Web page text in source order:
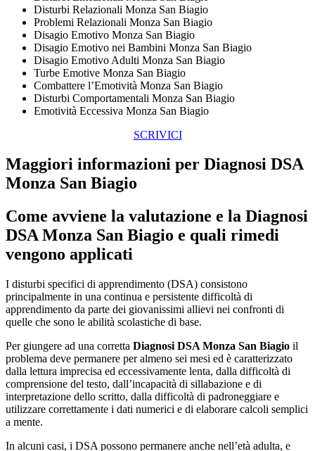
Disturbi Relazionali Monza San Biagio
Problemi Relazionali Monza San Biagio
Disagio Emotivo Monza San Biagio
Disagio Emotivo nei Bambini Monza San Biagio
Disagio Emotivo Adulti Monza San Biagio
Turbe Emotive Monza San Biagio
Combattere l’Emotività Monza San Biagio
Disturbi Comportamentali Monza San Biagio
Emotività Eccessiva Monza San Biagio
SCRIVICI
Maggiori informazioni per Diagnosi DSA
Monza San Biagio
Come avviene la valutazione e la Diagnosi
DSA Monza San Biagio e quali rimedi
vengono applicati
I disturbi specifici di apprendimento (DSA) consistono
principalmente in una continua e persistente difficoltà di
apprendimento da parte dei giovanissimi allievi nei confronti di
quelle che sono le abilità scolastiche di base.
Per giungere ad una corretta Diagnosi DSA Monza San Biagio il
problema deve permanere per almeno sei mesi ed è caratterizzato
dalla lettura imprecisa ed eccessivamente lenta, dalla difficoltà di
comprensione del testo, dall’incapacità di sillabazione e di
interpretazione dello scritto, dalla difficoltà di padroneggiare e
utilizzare correttamente i dati numerici e di elaborare calcoli semplici
a mente.
In alcuni casi, i DSA possono permanere anche nell’età adulta, e